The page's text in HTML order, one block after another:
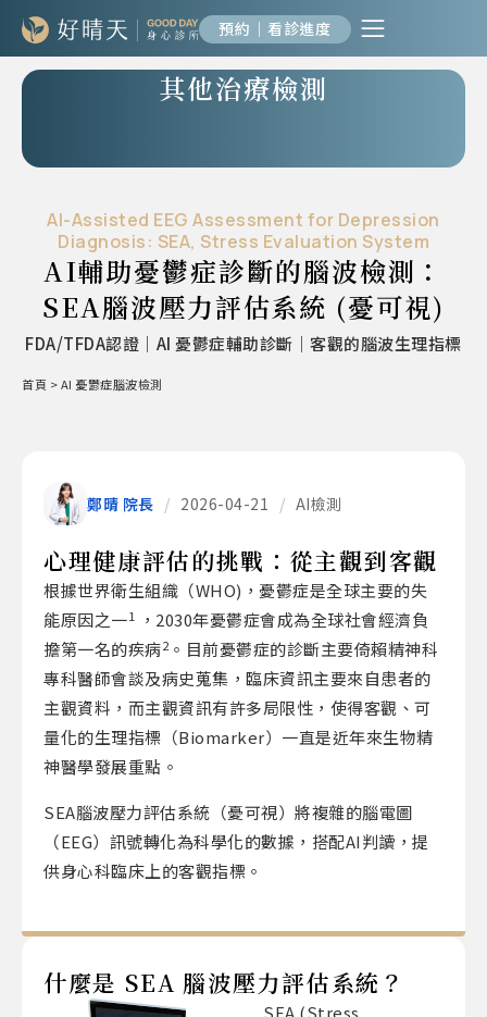
預約｜看診進度
其他治療檢測
AI-Assisted EEG Assessment for Depression
Diagnosis: SEA, Stress Evaluation System
AI輔助憂鬱症診斷的腦波檢測：
SEA腦波壓力評估系統 (憂可視)
FDA/TFDA認證｜AI 憂鬱症輔助診斷｜客觀的腦波生理指標
首頁 >AI 憂鬱症腦波檢測
鄭晴 院長 / 2026-04-21 / AI檢測
心理健康評估的挑戰：從主觀到客觀
根據世界衛生組織（WHO)，憂鬱症是全球主要的失
能原因之一1
，2030年憂鬱症會成為全球社會經濟負
擔第一名的疾病2。目前憂鬱症的診斷主要倚賴精神科
專科醫師會談及病史蒐集，臨床資訊主要來自患者的
主觀資料，而主觀資訊有許多局限性，使得客觀、可
量化的生理指標（Biomarker）一直是近年來生物精
神醫學發展重點。
SEA腦波壓力評估系統（憂可視）將複雜的腦電圖
（EEG）訊號轉化為科學化的數據，搭配AI判讀，提
供身心科臨床上的客觀指標。
什麼是 SEA 腦波壓力評估系統？
SEA (Stress